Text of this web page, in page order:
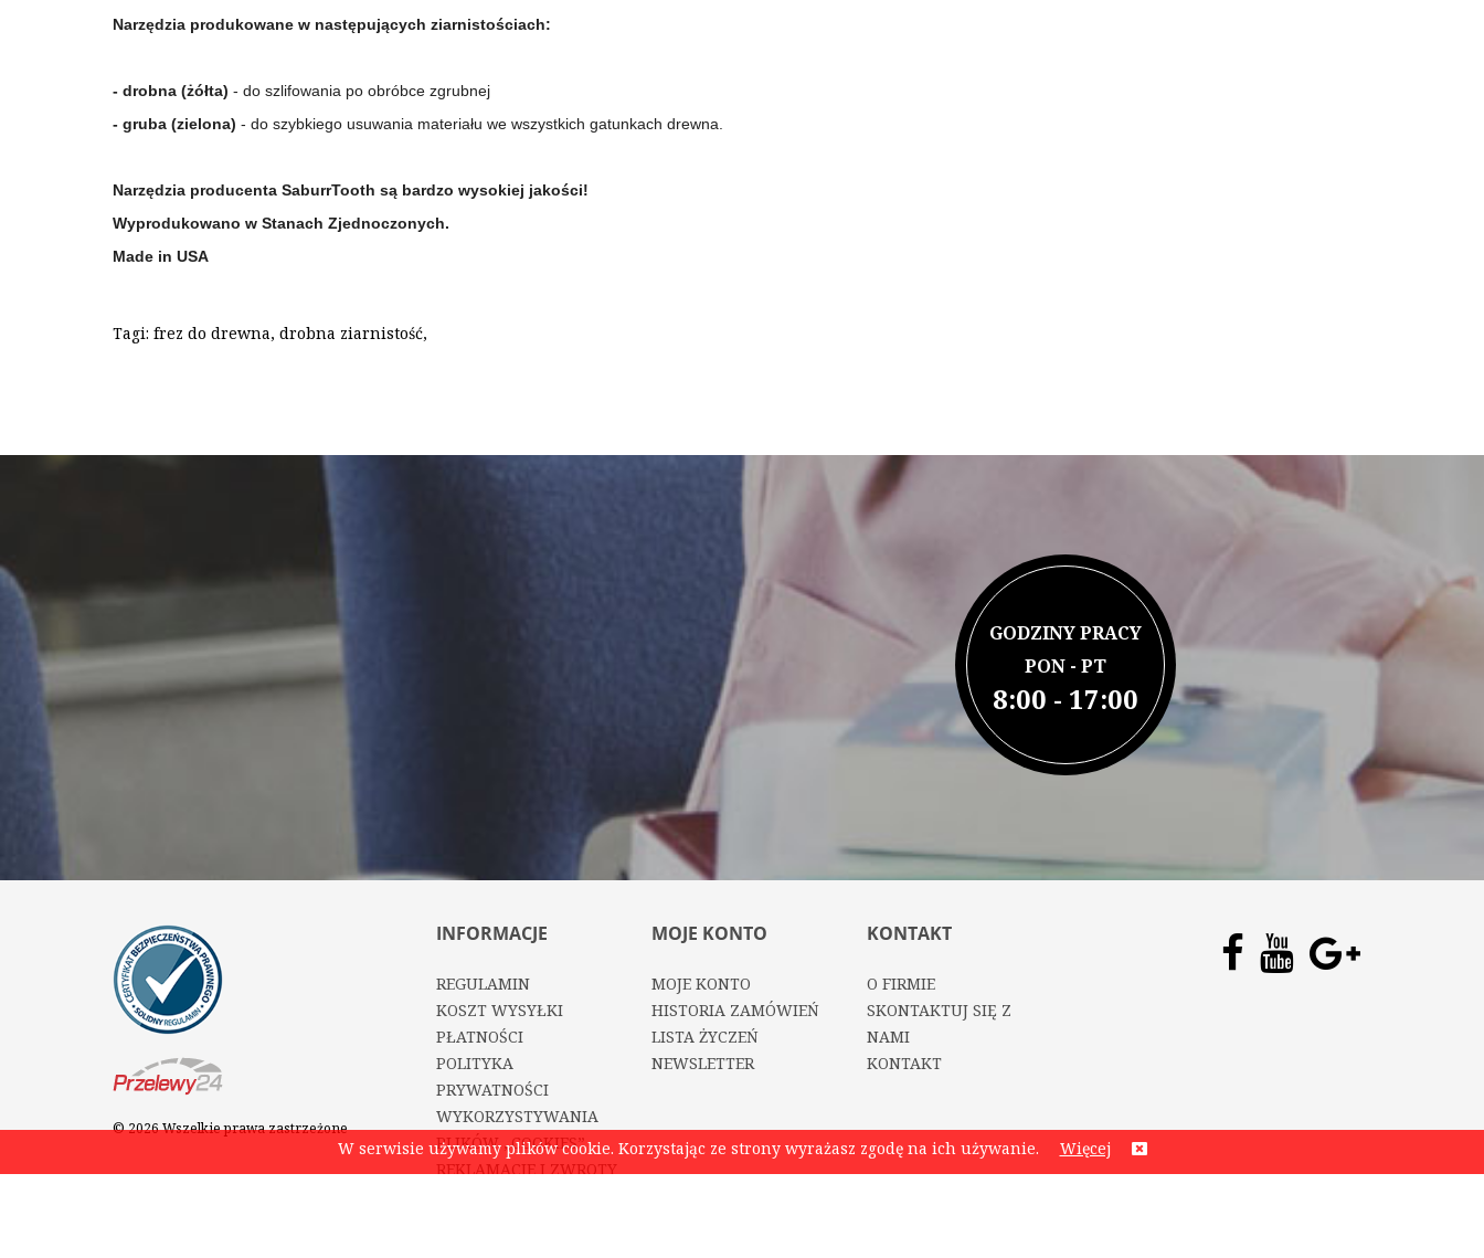
Narzędzia produkowane w następujących ziarnistościach:
- drobna (żółta) - do szlifowania po obróbce zgrubnej
- gruba (zielona) - do szybkiego usuwania materiału we wszystkich gatunkach drewna.
Narzędzia producenta SaburrTooth są bardzo wysokiej jakości!
Wyprodukowano w Stanach Zjednoczonych.
Made in USA
Tagi: frez do drewna, drobna ziarnistość,
GODZINY PRACY
PON - PT
8:00 - 17:00
© 2026 Wszelkie prawa zastrzeżone
INFORMACJE
REGULAMIN
KOSZT WYSYŁKI
PŁATNOŚCI
POLITYKA
PRYWATNOŚCI
WYKORZYSTYWANIA
PLIKÓW „COOKIES”
REKLAMACJE I ZWROTY
MOJE KONTO
MOJE KONTO
HISTORIA ZAMÓWIEŃ
LISTA ŻYCZEŃ
NEWSLETTER
KONTAKT
O FIRMIE
SKONTAKTUJ SIĘ Z
NAMI
KONTAKT
W serwisie używamy plików cookie. Korzystając ze strony wyrażasz zgodę na ich używanie. Więcej